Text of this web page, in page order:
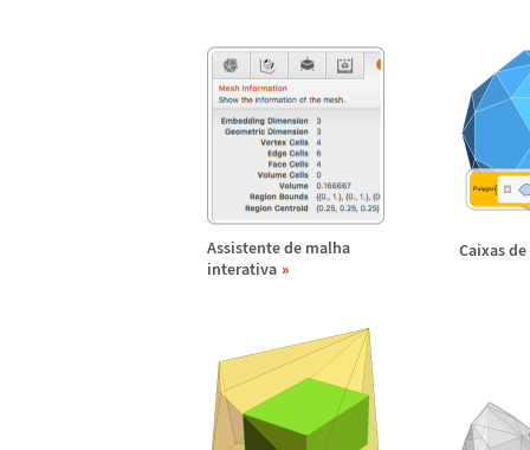
Assistente de malha
interativa
Caixas